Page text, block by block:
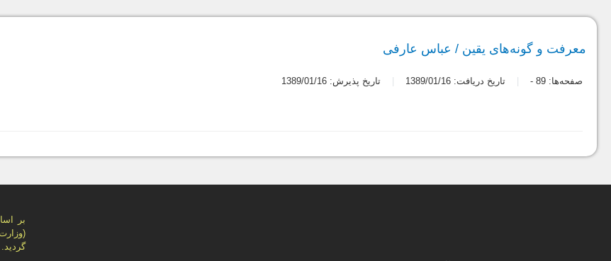
معرفت و گونه‌های یقین / عباس عارفی
صفحه‌ها: 89
- تاریخ دریافت: 1389/01/16 تاریخ پذیرش: 1389/01/16
گردید.